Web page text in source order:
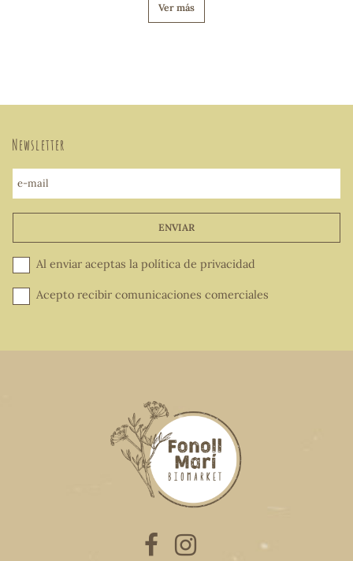
Ver más
Newsletter
e-mail
ENVIAR
Al enviar aceptas la política de privacidad
Acepto recibir comunicaciones comerciales